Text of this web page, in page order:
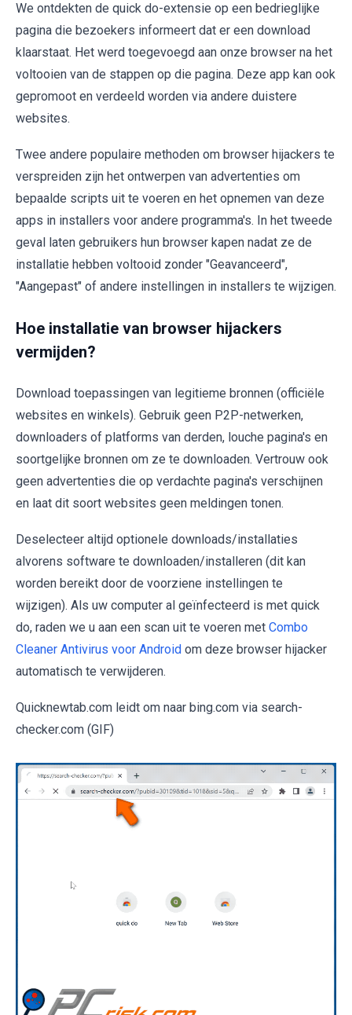
We ontdekten de quick do-extensie op een bedrieglijke
pagina die bezoekers informeert dat er een download
klaarstaat. Het werd toegevoegd aan onze browser na het
voltooien van de stappen op die pagina. Deze app kan ook
gepromoot en verdeeld worden via andere duistere
websites.
Twee andere populaire methoden om browser hijackers te
verspreiden zijn het ontwerpen van advertenties om
bepaalde scripts uit te voeren en het opnemen van deze
apps in installers voor andere programma's. In het tweede
geval laten gebruikers hun browser kapen nadat ze de
installatie hebben voltooid zonder "Geavanceerd",
"Aangepast" of andere instellingen in installers te wijzigen.
Hoe installatie van browser hijackers
vermijden?
Download toepassingen van legitieme bronnen (officiële
websites en winkels). Gebruik geen P2P-netwerken,
downloaders of platforms van derden, louche pagina's en
soortgelijke bronnen om ze te downloaden. Vertrouw ook
geen advertenties die op verdachte pagina's verschijnen
en laat dit soort websites geen meldingen tonen.
Deselecteer altijd optionele downloads/installaties
alvorens software te downloaden/installeren (dit kan
worden bereikt door de voorziene instellingen te
wijzigen). Als uw computer al geïnfecteerd is met quick
do, raden we u aan een scan uit te voeren met Combo
Cleaner Antivirus voor Android om deze browser hijacker
automatisch te verwijderen.
Quicknewtab.com leidt om naar bing.com via search-
checker.com (GIF)